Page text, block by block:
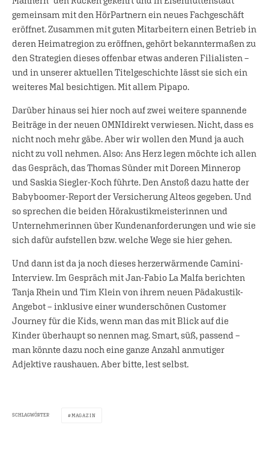
gemeinsam mit den HörPartnern ein neues Fachgeschäft
eröffnet. Zusammen mit guten Mitarbeitern einen Betrieb in
deren Heimatregion zu eröffnen, gehört bekanntermaßen zu
den Strategien dieses offenbar etwas anderen Filialisten –
und in unserer aktuellen Titelgeschichte lässt sie sich ein
weiteres Mal besichtigen. Mit allem Pipapo.
Darüber hinaus sei hier noch auf zwei weitere spannende
Beiträge in der neuen OMNIdirekt verwiesen. Nicht, dass es
nicht noch mehr gäbe. Aber wir wollen den Mund ja auch
nicht zu voll nehmen. Also: Ans Herz legen möchte ich allen
das Gespräch, das Thomas Sünder mit Doreen Minnerop
und Saskia Siegler-Koch führte. Den Anstoß dazu hatte der
Babyboomer-Report der Versicherung Alteos gegeben. Und
so sprechen die beiden Hörakustikmeisterinnen und
Unternehmerinnen über Kundenanforderungen und wie sie
sich dafür aufstellen bzw. welche Wege sie hier gehen.
Und dann ist da ja noch dieses herzerwärmende Camini-
Interview. Im Gespräch mit Jan-Fabio La Malfa berichten
Tanja Rhein und Tim Klein von ihrem neuen Pädakustik-
Angebot – inklusive einer wunderschönen Customer
Journey für die Kids, wenn man das mit Blick auf die
Kinder überhaupt so nennen mag. Smart, süß, passend –
man könnte dazu noch eine ganze Anzahl anmutiger
Adjektive raushauen. Aber bitte, lest selbst.
SCHLAGWÖRTER MAGAZIN